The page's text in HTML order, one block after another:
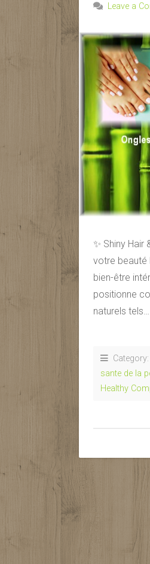
Leave a
✨ Shiny Hair
votre beauté
bien-être
positionne
naturels tels…
Category:
sante de la
Healthy